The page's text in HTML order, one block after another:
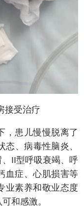
接受治疗
患儿慢慢脱离了
、病毒性脑炎、
II型呼吸衰竭、呼
血症、心肌损害等
业素养和敬业态度
和感激。